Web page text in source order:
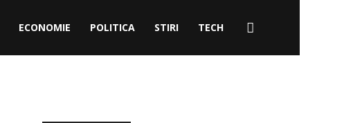
ECONOMIE POLITICA STIRI TECH